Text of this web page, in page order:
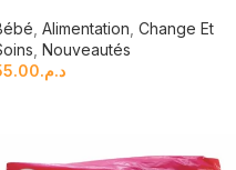
Alimentation Change Et
Nouveautés
د.م.